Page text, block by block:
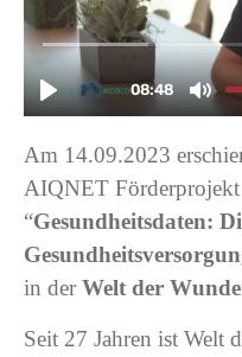
Am 14.09.2023
AIQNET Förderprojekt
“Gesundheitsdaten:
in der Welt der
Seit 27 Jahren ist Welt